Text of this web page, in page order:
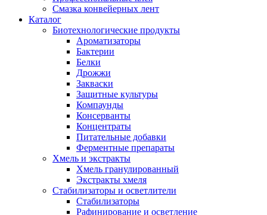
Смазка конвейерных лент
Каталог
Биотехнологические продукты
Ароматизаторы
Бактерии
Белки
Дрожжи
Закваски
Защитные культуры
Компаунды
Консерванты
Концентраты
Питательные добавки
Ферментные препараты
Хмель и экстракты
Хмель гранулированный
Экстракты хмеля
Cтабилизаторы и осветлители
Стабилизаторы
Рафинирование и осветление